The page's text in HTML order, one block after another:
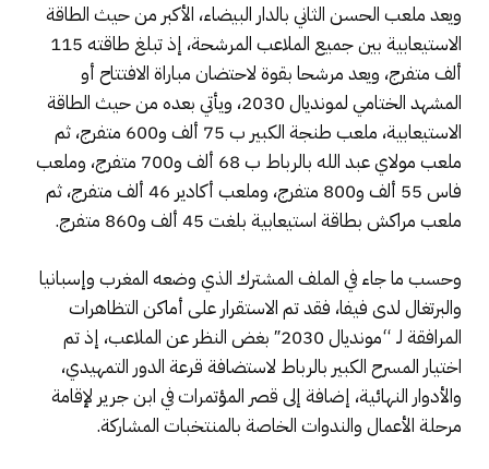
ويعد ملعب الحسن الثاني بالدار البيضاء، الأكبر من حيث الطاقة
الاستيعابية بين جميع الملاعب المرشحة، إذ تبلغ طاقته 115
ألف متفرج، ويعد مرشحا بقوة لاحتضان مباراة الافتتاح أو
المشهد الختامي لمونديال 2030، ويأتي بعده من حيث الطاقة
الاستيعابية، ملعب طنجة الكبير ب 75 ألف و600 متفرج، ثم
ملعب مولاي عبد الله بالرباط ب 68 ألف و700 متفرج، وملعب
فاس 55 ألف و800 متفرج، وملعب أكادير 46 ألف متفرج، ثم
ملعب مراكش بطاقة استيعابية بلغت 45 ألف و860 متفرج.
وحسب ما جاء في الملف المشترك الذي وضعه المغرب وإسبانيا
والبرتغال لدى فيفا، فقد تم الاستقرار على أماكن التظاهرات
المرافقة لـ “مونديال 2030″ بغض النظر عن الملاعب، إذ تم
اختيار المسرح الكبير بالرباط لاستضافة قرعة الدور التمهيدي،
والأدوار النهائية، إضافة إلى قصر المؤتمرات في ابن جرير لإقامة
مرحلة الأعمال والندوات الخاصة بالمنتخبات المشاركة.